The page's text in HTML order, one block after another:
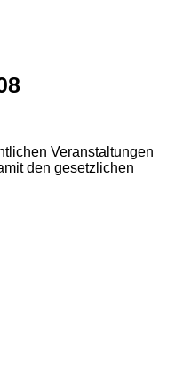
Veranstaltungen
den gesetzlichen